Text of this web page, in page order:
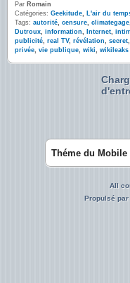
Par Romain
Catégories: Geekitude, L'air du
Tags: autorité, censure, climategage,
Dutroux, information, Internet,
publicité, real TV, révélation, secret,
privée, vie publique, wiki, wikileaks
Théme du Mobile
All
Propulsé par